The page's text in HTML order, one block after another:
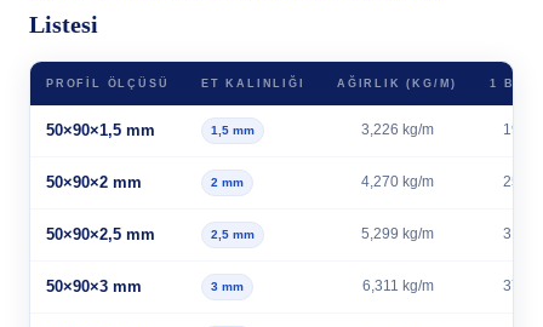
Listesi
PROFIL ÖLÇÜSÜ ET KALINLIĞI AĞIRLIK (KG/M) 1 BOY
50×90×1,5 mm 1,5 mm 3,226 kg/m
50×90×2 mm 2 mm 4,270 kg/m 25,62
50×90×2,5 mm 2,5 mm 5,299 kg/m 31,79
50×90×3 mm 3 mm 6,311 kg/m 37,87